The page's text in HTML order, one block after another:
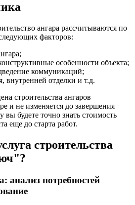
ангара рассчитываются по
факторов:
особенности объекта;
коммуникаций;
внутренней отделки и т.д.
строительства ангаров
и не изменяется до завершения
вы будете точно знать стоимость
еще до старта работ.
строительства
анализ потребностей